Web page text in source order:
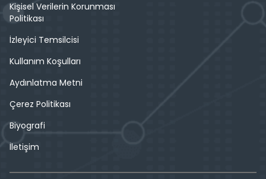
Kişisel Verilerin Korunması
Politikası
İzleyici Temsilcisi
Kullanım Koşulları
Aydınlatma Metni
Çerez Politikası
Biyografi
İletişim